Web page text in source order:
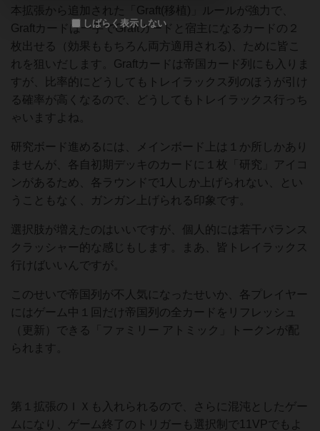
本拡張から追加された「Graft(移植)」ルールが強力で、
Graftカードは一手でGraftカードと宿主になるカードの２
枚出せる（効果ももちろん両方適用される)、ために皆こ
れを狙いだします。Graftカードは帝国カード列にも入りま
すが、比率的にどうしてもトレイラックス列のほうが引け
る確率が高くなるので、どうしてもトレイラックス行っち
ゃいますよね。
研究ボード進めるには、メインボード上は１か所しかあり
ませんが、各自初期デッキのカードに１枚「研究」アイコ
ンがあるため、各ラウンドで1人しか上げられない、とい
うこともなく、ガンガン上げられる印象です。
選択肢が増えたのはいいですが、個人的には若干バランス
クラッシャー的な感じもします。まあ、皆トレイラックス
行けばいいんですが。
このせいで帝国列が不人気になったせいか、各プレイヤー
にはゲーム中１回だけ帝国列の全カードをリフレッシュ
（更新）できる「ファミリー アトミック」トークンが配
られます。
第１拡張のＩＸも入れられるので、さらに混沌としたゲー
ムになり、ゲーム終了のトリガーも選択制で11VPでもよ
しばらく表示しない